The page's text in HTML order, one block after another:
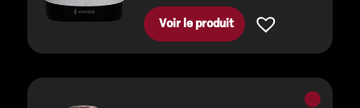
Voir le produit
Vins